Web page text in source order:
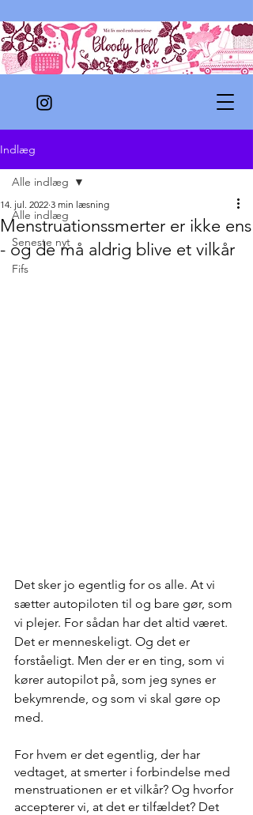
Indlæg
Alle indlæg
Seneste nyt
Fifs
Alle indlæg
Menstruationssmerter er ikke ens
- og de må aldrig blive et vilkår
14. jul. 2022 3 min læsning
Det sker jo egentlig for os alle. At vi
sætter autopiloten til og bare gør, som
vi plejer. For sådan har det altid været.
Det er menneskeligt. Og det er
forståeligt. Men der er en ting, som vi
kører autopilot på, som jeg synes er
bekymrende, og som vi skal gøre op
med.
For hvem er det egentlig, der har
vedtaget, at smerter i forbindelse med
menstruationen er et vilkår? Og hvorfor
accepterer vi, at det er tilfældet? Det